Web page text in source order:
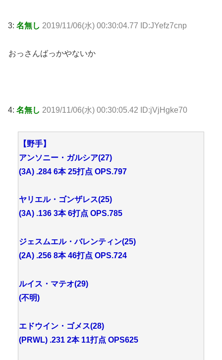
3: 名無し 2019/11/06(水) 00:30:04.77 ID:JYefz7cnp
おっさんばっかやないか
4: 名無し 2019/11/06(水) 00:30:05.42 ID:jVjHgke70
【野手】
アンソニー・ガルシア(27)
(3A) .284 6本 25打点 OPS.797
ヤリエル・ゴンザレス(25)
(3A) .136 3本 6打点 OPS.785
ジェスムエル・バレンティン(25)
(2A) .256 8本 46打点 OPS.724
ルイス・マテオ(29)
(不明)
エドウイン・ゴメス(28)
(PRWL) .231 2本 11打点 OPS625